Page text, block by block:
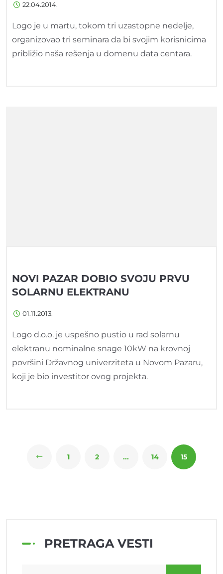
22.04.2014.
Logo je u martu, tokom tri uzastopne nedelje,
organizovao tri seminara da bi svojim korisnicima
približio naša rešenja u domenu data centara.
NOVI PAZAR DOBIO SVOJU PRVU
SOLARNU ELEKTRANU
01.11.2013.
Logo d.o.o. je uspešno pustio u rad solarnu
elektranu nominalne snage 10kW na krovnoj
površini Državnog univerziteta u Novom Pazaru,
koji je bio investitor ovog projekta.
1 2 ... 14 15
PRETRAGA VESTI